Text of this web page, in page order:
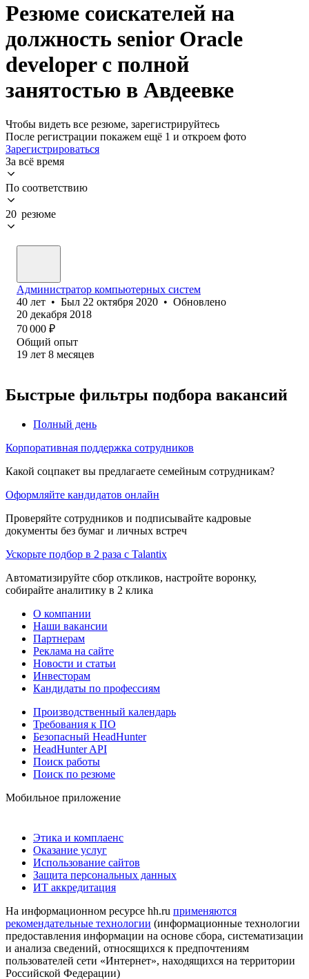
Резюме соискателей на
должность senior Oracle
developer с полной
занятостью в Авдеевке
Чтобы видеть все резюме, зарегистрируйтесь
После регистрации покажем ещё 1 и откроем фото
Зарегистрироваться
За всё время
По соответствию
20 резюме
Администратор компьютерных систем
40 лет • Был 22 октября 2020 • Обновлено
20 декабря 2018
70 000 ₽
Общий опыт
19 лет 8 месяцев
Быстрые фильтры подбора вакансий
Полный день
Корпоративная поддержка сотрудников
Какой соцпакет вы предлагаете семейным сотрудникам?
Оформляйте кандидатов онлайн
Проверяйте сотрудников и подписывайте кадровые
документы без бумаг и личных встреч
Ускорьте подбор в 2 раза с Talantix
Автоматизируйте сбор откликов, настройте воронку,
собирайте аналитику в 2 клика
О компании
Наши вакансии
Партнерам
Реклама на сайте
Новости и статьи
Инвесторам
Кандидаты по профессиям
Производственный календарь
Требования к ПО
Безопасный HeadHunter
HeadHunter API
Поиск работы
Поиск по резюме
Мобильное приложение
Этика и комплаенс
Оказание услуг
Использование сайтов
Защита персональных данных
ИТ аккредитация
На информационном ресурсе hh.ru применяются
рекомендательные технологии (информационные технологии
предоставления информации на основе сбора, систематизации
и анализа сведений, относящихся к предпочтениям
пользователей сети «Интернет», находящихся на территории
Российской Федерации)